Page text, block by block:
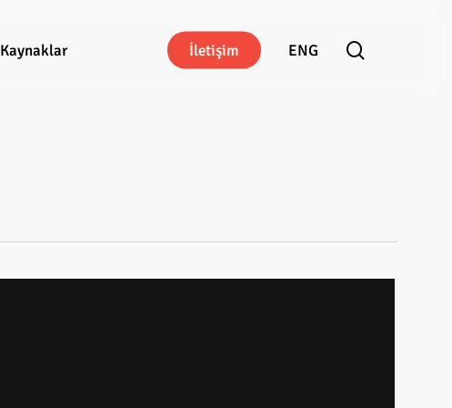
Kaynaklar İletişim ENG